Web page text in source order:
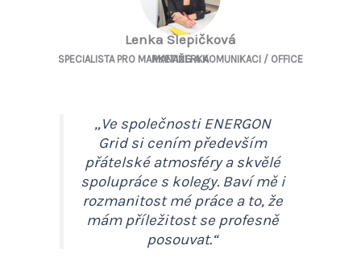
Lenka Slepičková
SPECIALISTA PRO MARKETING A KOMUNIKACI / OFFICE MANAŽERKA
„Ve společnosti ENERGON
Grid si cením především
přátelské atmosféry a skvělé
spolupráce s kolegy. Baví mě i
rozmanitost mé práce a to, že
mám příležitost se profesně
posouvat.“